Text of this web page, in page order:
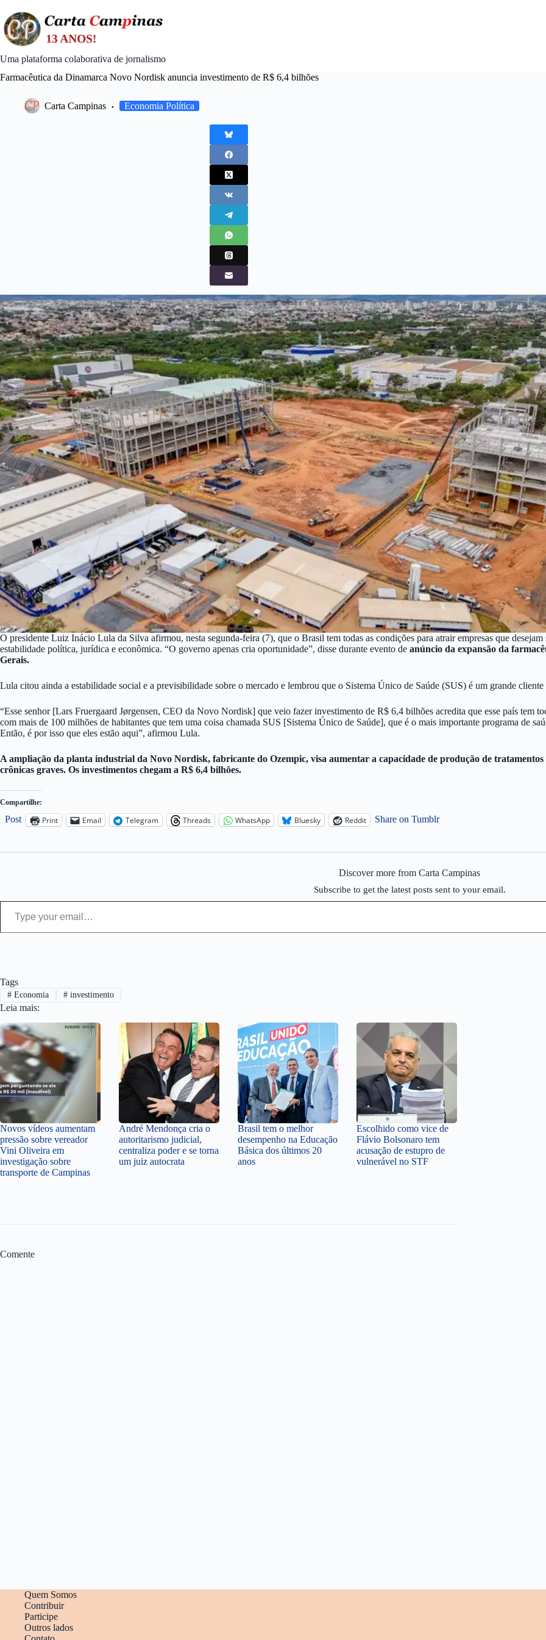
content
Uma plataforma colaborativa de jornalismo
Farmacêutica da Dinamarca Novo Nordisk anuncia investimento de R$ 6,4 bilhões
Carta Campinas Economia Política
O presidente Luiz Inácio Lula da Silva afirmou, nesta segunda-feira (7), que o Brasil tem todas as condições para atrair empresas que
estabilidade política, jurídica e econômica. “O governo apenas cria oportunidade”, disse durante evento de anúncio da expansão da
Gerais.
Lula citou ainda a estabilidade social e a previsibilidade sobre o mercado e lembrou que o Sistema Único de Saúde (SUS) é um grande
“Esse senhor [Lars Fruergaard Jørgensen, CEO da Novo Nordisk] que veio fazer investimento de R$ 6,4 bilhões acredita que esse país tem
com mais de 100 milhões de habitantes que tem uma coisa chamada SUS [Sistema Único de Saúde], que é o mais importante programa de
Então, é por isso que eles estão aqui”, afirmou Lula.
A ampliação da planta industrial da Novo Nordisk, fabricante do Ozempic, visa aumentar a capacidade de produção de tratamentos
crônicas graves. Os investimentos chegam a R$ 6,4 bilhões.
Compartilhe:
Post Print Email Telegram Threads WhatsApp Bluesky Reddit Share on Tumblr
Discover more from Carta Campinas
Subscribe to get the latest posts sent to your email.
Type your email…
Tags
#Economia #investimento
Leia mais:
Novos vídeos aumentam
pressão sobre vereador
Vini Oliveira em
investigação sobre
transporte de Campinas
André Mendonça cria o
autoritarismo judicial,
centraliza poder e se torna
um juiz autocrata
Brasil tem o melhor
desempenho na Educação
Básica dos últimos 20
anos
Escolhido como vice de
Flávio Bolsonaro tem
acusação de estupro de
vulnerável no STF
Comente
Quem Somos
Contribuir
Participe
Outros lados